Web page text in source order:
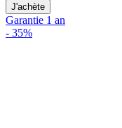
J'achète
Garantie 1 an
- 35%